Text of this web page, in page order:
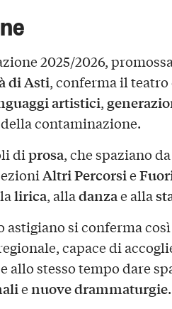
2025/2026,
di Asti, conferma il
artistici,
contaminazione.
diprosa, che spaziano da
Altri Percorsie
lirica, alladanzae alla
astigiano si conferma
capace di
allo stesso tempo dare
enuove drammaturgie.